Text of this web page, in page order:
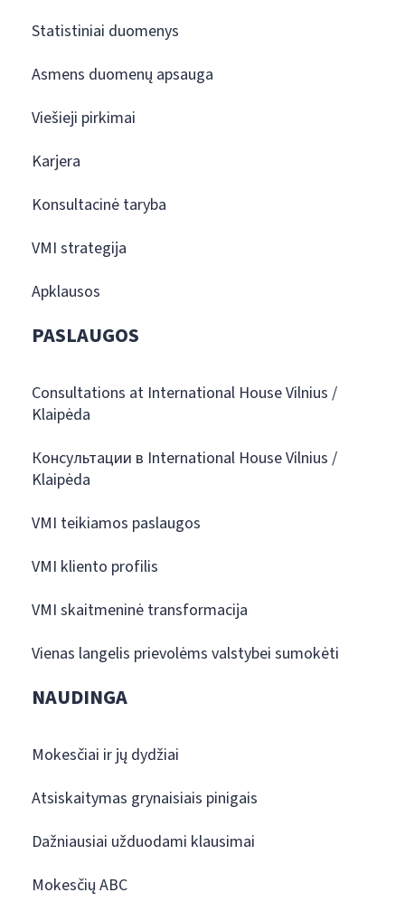
Statistiniai duomenys
Asmens duomenų apsauga
Viešieji pirkimai
Karjera
Konsultacinė taryba
VMI strategija
Apklausos
PASLAUGOS
Consultations at International House Vilnius /
Klaipėda
Консультации в International House Vilnius /
Klaipėda
VMI teikiamos paslaugos
VMI kliento profilis
VMI skaitmeninė transformacija
Vienas langelis prievolėms valstybei sumokėti
NAUDINGA
Mokesčiai ir jų dydžiai
Atsiskaitymas grynaisiais pinigais
Dažniausiai užduodami klausimai
Mokesčių ABC